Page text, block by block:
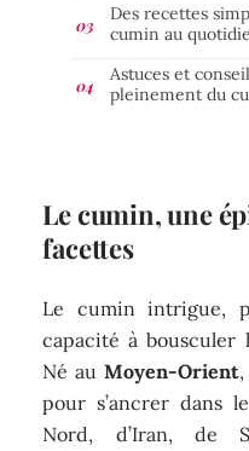
Des recettes
cumin au
Astuces et
pleinement du
Le cumin, une
facettes
Le cumin intrigue,
capacité à bousculer
Né auMoyen-Orient
pour s’ancrer dans
Nord, d’Iran, de